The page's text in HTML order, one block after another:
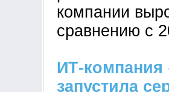
компании
сравнению с
ИТ-компания
запустила